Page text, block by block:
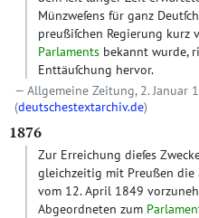
Münzweſens für ganz
preußiſchen Regierung kurz
Parlaments bekannt wurde,
Enttäuſchung hervor.
Allgemeine Zeitung, 2. Januar
(deutschestextarchiv.de)
1876
Zur Erreichung dieſes
gleichzeitig mit Preußen die
vom 12. April 1849
Abgeordneten zum